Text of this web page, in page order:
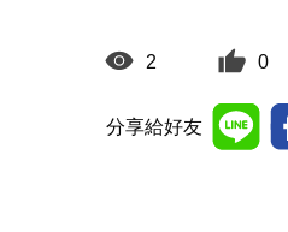
2 0
分享給好友